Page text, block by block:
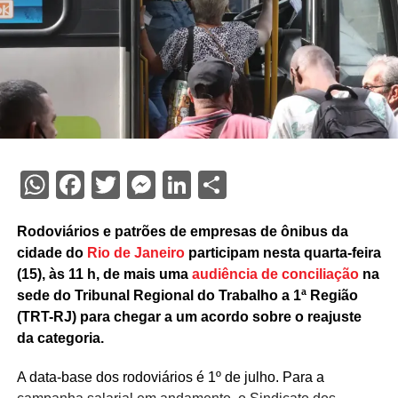
WhatsApp
Facebook
TwitterMessenger
LinkedIn
Rodoviários e patrões de empresas de ônibus da
cidade do Rio de Janeiroparticipam nesta quarta-feira
(15), às 11 h, de mais uma audiência de conciliaçãona
sede do Tribunal Regional do Trabalho a 1ª Região
(TRT-RJ) para chegar a um acordo sobre o reajuste
da categoria.
A data-base dos rodoviários é 1º de julho. Para a